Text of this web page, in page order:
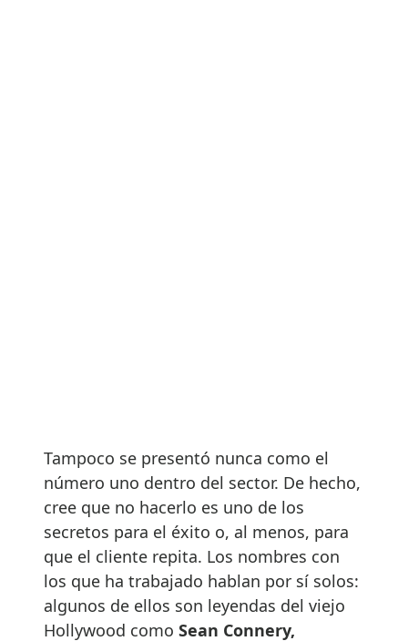
Tampoco se presentó nunca como el
número uno dentro del sector. De hecho,
cree que no hacerlo es uno de los
secretos para el éxito o, al menos, para
que el cliente repita. Los nombres con
los que ha trabajado hablan por sí solos:
algunos de ellos son leyendas del viejo
Hollywood como Sean Connery,